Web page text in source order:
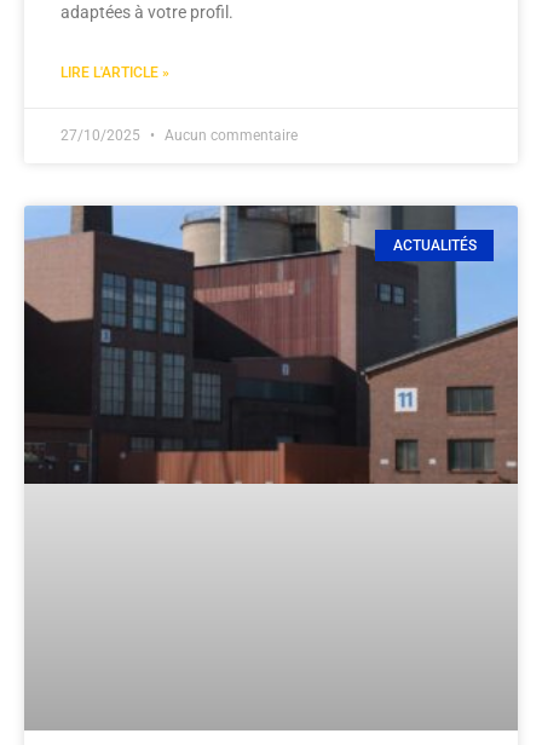
adaptées à votre profil.
LIRE L'ARTICLE »
27/10/2025 Aucun commentaire
ACTUALITÉS